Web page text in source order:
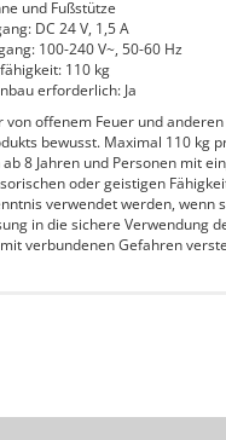
und Fußstütze
DC 24 V, 1,5 A
100-240 V~, 50-60 Hz
110 kg
erforderlich: Ja
von offenem Feuer und
bewusst. Maximal 110 kg
8 Jahren und Personen mit
oder geistigen
verwendet werden, wenn
in die sichere Verwendung
verbundenen Gefahren